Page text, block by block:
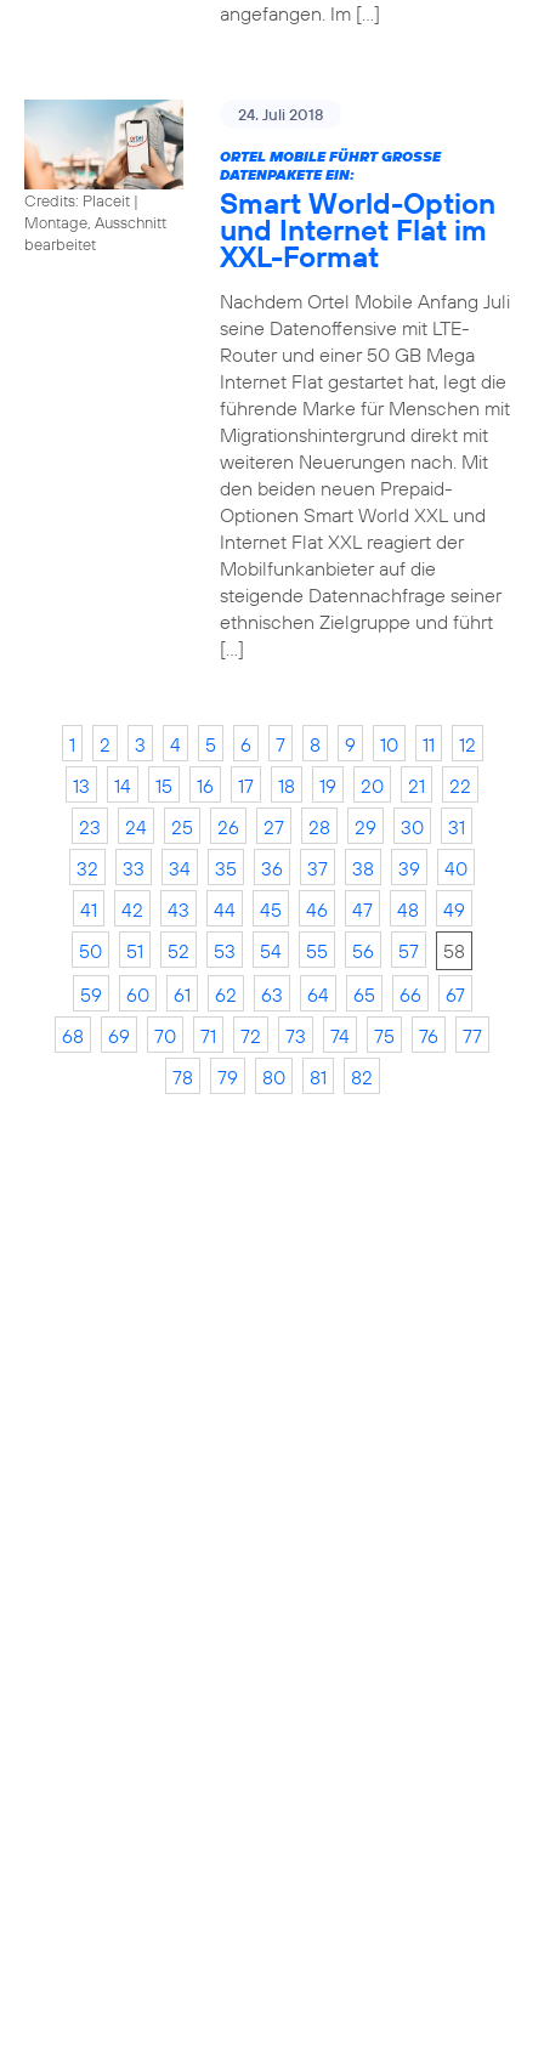
angefangen. Im […]
Credits: Placeit |
Montage, Ausschnitt
bearbeitet
24. Juli 2018
ORTEL MOBILE FÜHRT GROSSE D
ATENPAKETE EIN:
Smart World-Option
und Internet Flat im
XXL-Format
Nachdem Ortel Mobile Anfang Juli
seine Datenoffensive mit LTE-
Router und einer 50 GB Mega
Internet Flat gestartet hat, legt die
führende Marke für Menschen mit
Migrationshintergrund direkt mit
weiteren Neuerungen nach. Mit
den beiden neuen Prepaid-
Optionen Smart World XXL und
Internet Flat XXL reagiert der
Mobilfunkanbieter auf die
steigende Datennachfrage seiner
ethnischen Zielgruppe und führt
[…]
1 2 3 4 5 6 7 8 9 10 11
12
13
14 15 16 17 18 19 20 21
22
23
24 25 26 27 28 29 30
31
32
33 34 35 36 37 38 39
40
41
42 43 44 45 46 47 48
49
50
51 52 53 54 55 56 57
58
59
60 61 62 63 64 65 66
67
68
69 70 71 72 73 74 75 76
77
78
79 80 81 82